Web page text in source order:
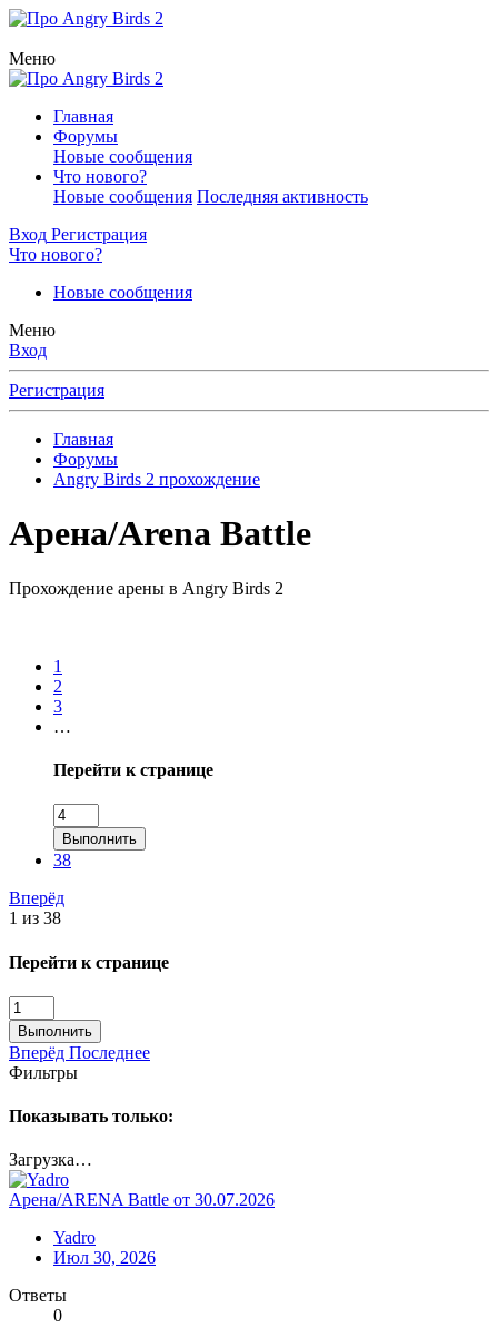
Меню
Главная
Форумы
Новые сообщения
Что нового?
Новые сообщения Последняя активность
Вход Регистрация
Что нового?
Новые сообщения
Меню
Вход
Регистрация
Главная
Форумы
Angry Birds 2 прохождение
Арена/Arena Battle
Прохождение арены в Angry Birds 2
1
2
3
…
Перейти к странице
Выполнить
38
Вперёд
1 из 38
Перейти к странице
Выполнить
Вперёд Последнее
Фильтры
Показывать только:
Загрузка…
Арена/ARENA Battle от 30.07.2026
Yadro
Июл 30, 2026
Ответы
0